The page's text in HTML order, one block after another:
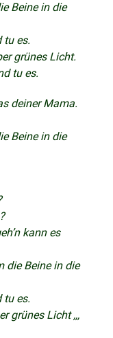
Beine in die
tu es.
grünes Licht.
tu es.
deiner Mama.
Beine in die
kann es
die Beine in die
tu es.
grünes Licht ,,,